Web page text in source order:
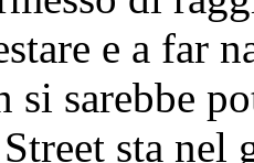
e a far
si sarebbe
sta